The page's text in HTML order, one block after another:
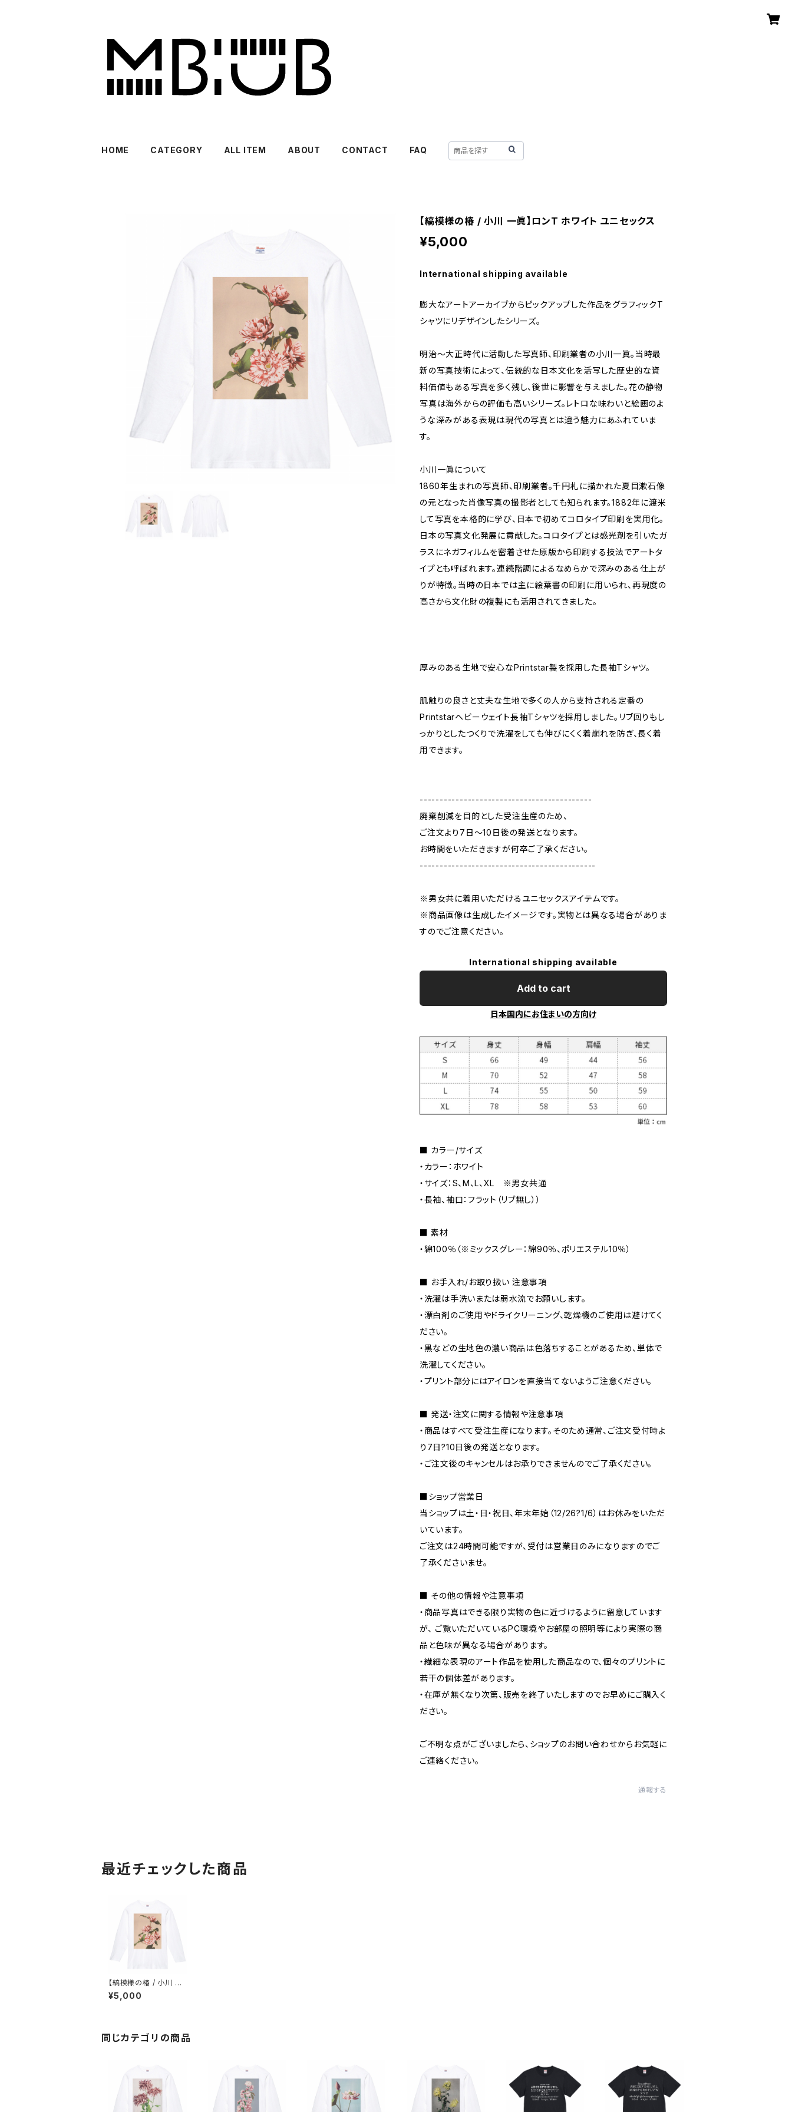
HOME CATEGORY ALL ITEM ABOUT CONTACT FAQ
【縞模様の椿 / 小川 一眞】ロンT ホワイト ユニセックス
¥5,000
International shipping available
膨大なアートアーカイブからピックアップした作品をグラフィックT
シャツにリデザインしたシリーズ。
明治〜大正時代に活動した写真師、印刷業者の小川一眞。当時最
新の写真技術によって、伝統的な日本文化を活写した歴史的な資
料価値もある写真を多く残し、後世に影響を与えました。花の静物
写真は海外からの評価も高いシリーズ。レトロな味わいと絵画のよ
うな深みがある表現は現代の写真とは違う魅力にあふれていま
す。
小川一眞について
1860年生まれの写真師、印刷業者。千円札に描かれた夏目漱石像
の元となった肖像写真の撮影者としても知られます。1882年に渡米
して写真を本格的に学び、日本で初めてコロタイプ印刷を実用化。
日本の写真文化発展に貢献した。コロタイプとは感光剤を引いたガ
ラスにネガフィルムを密着させた原版から印刷する技法でアートタ
イプとも呼ばれます。連続階調によるなめらかで深みのある仕上が
りが特徴。当時の日本では主に絵葉書の印刷に用いられ、再現度の
高さから文化財の複製にも活用されてきました。
厚みのある生地で安心なPrintstar製を採用した長袖Tシャツ。
肌触りの良さと丈夫な生地で多くの人から支持される定番の
Printstarヘビーウェイト長袖Tシャツを採用しました。リブ回りもし
っかりとしたつくりで洗濯をしても伸びにくく着崩れを防ぎ、長く着
用できます。
-------------------------------------------
廃棄削減を目的とした受注生産のため、
ご注文より7日〜10日後の発送となります。
お時間をいただきますが何卒ご了承ください。
--------------------------------------------
※男女共に着用いただけるユニセックスアイテムです。
※商品画像は生成したイメージです。実物とは異なる場合がありま
すのでご注意ください。
International shipping available
Add to cart
日本国内にお住まいの方向け
■ カラー/サイズ
・カラー：ホワイト
・サイズ：S、M、L、XL ※男女共通
・長袖、袖口：フラット（リブ無し））
■ 素材
・綿100％（※ミックスグレー：綿90％、ポリエステル10％）
■ お手入れ/お取り扱い 注意事項
・洗濯は手洗いまたは弱水流でお願いします。
・漂白剤のご使用やドライクリーニング、乾燥機のご使用は避けてく
ださい。
・黒などの生地色の濃い商品は色落ちすることがあるため、単体で
洗濯してください。
・プリント部分にはアイロンを直接当てないようご注意ください。
■ 発送・注文に関する情報や注意事項
・商品はすべて受注生産になります。そのため通常、ご注文受付時よ
り7日?10日後の発送となります。
・ご注文後のキャンセルはお承りできませんのでご了承ください。
■ショップ営業日
当ショップは土・日・祝日、年末年始（12/26?1/6）はお休みをいただ
いています。
ご注文は24時間可能ですが、受付は営業日のみになりますのでご
了承くださいませ。
■ その他の情報や注意事項
・商品写真はできる限り実物の色に近づけるように留意しています
が、 ご覧いただいているPC環境やお部屋の照明等により実際の商
品と色味が異なる場合があります。
・繊細な表現のアート作品を使用した商品なので、個々のプリントに
若干の個体差があります。
・在庫が無くなり次第、販売を終了いたしますのでお早めにご購入く
ださい。
ご不明な点がございましたら、ショップのお問い合わせからお気軽に
ご連絡ください。
通報する
最近チェックした商品
【縞模様の椿 / 小川 一
眞】ロンT ホワイト ユニ
セックス
¥5,000
同じカテゴリの商品